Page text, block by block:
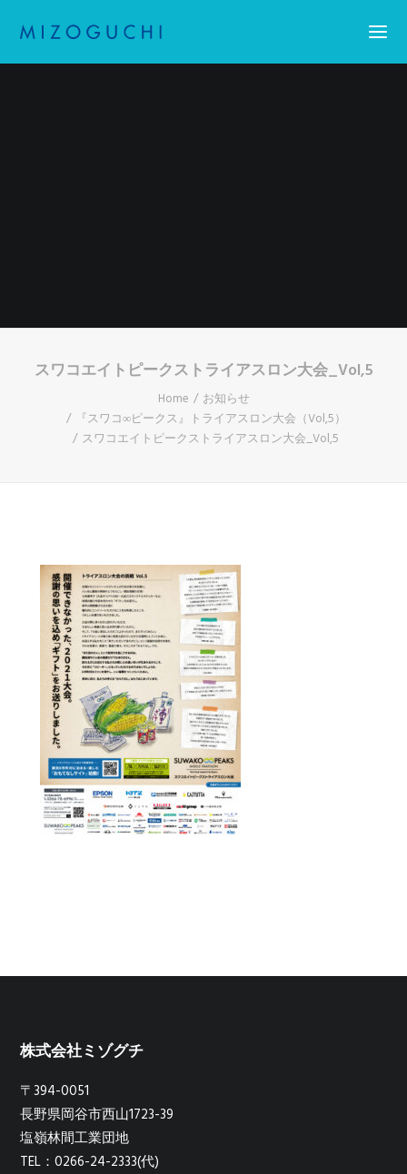
スワコエイトピークストライアスロン大会_Vol,5
Home
お知らせ
『スワコ∞ピークス』トライアスロン大会（Vol,5）
スワコエイトピークストライアスロン大会_Vol,5
株式会社ミゾグチ
〒394-0051
長野県岡谷市西山1723-39
塩嶺林間工業団地
TEL：0266-24-2333(代)